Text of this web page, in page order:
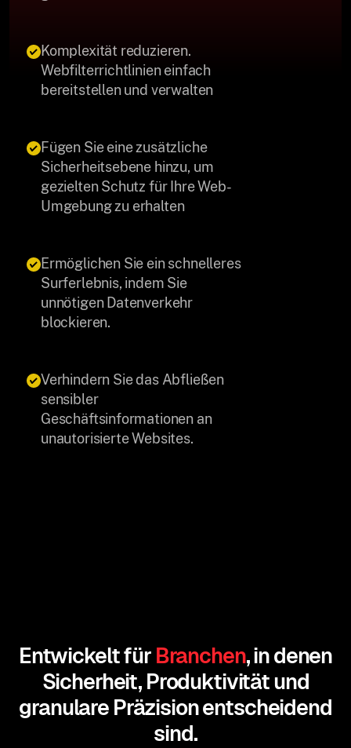
Komplexität reduzieren.
Webfilterrichtlinien einfach
bereitstellen und verwalten
Fügen Sie eine zusätzliche
Sicherheitsebene hinzu, um
gezielten Schutz für Ihre Web-
Umgebung zu erhalten
Ermöglichen Sie ein schnelleres
Surferlebnis, indem Sie
unnötigen Datenverkehr
blockieren.
Verhindern Sie das Abfließen
sensibler
Geschäftsinformationen an
unautorisierte Websites.
Entwickelt für Branchen, in denen
Sicherheit, Produktivität und
granulare Präzision entscheidend
sind.